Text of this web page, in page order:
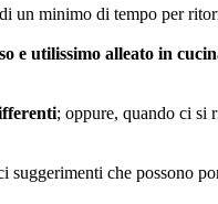
un minimo di tempo per
e utilissimo alleato in
; oppure, quando ci si
che possono